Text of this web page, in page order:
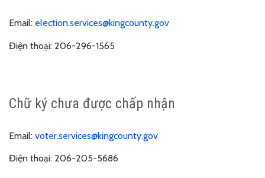
Email: election.services@kingcounty.gov
Điện thoại: 206-296-1565
Chữ ký chưa được chấp nhận
Email: voter.services@kingcounty.gov
Điện thoại: 206-205-5686